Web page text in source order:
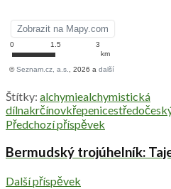
Štítky: alchymiealchymistická
dílnakrčínovkřepenice
Předchozí příspěvek
Bermudský trojúhelník:
Další příspěvek